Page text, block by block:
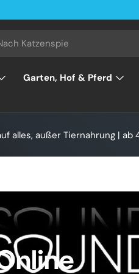
Garten, Hof & Pferd
alles, außer Tiernahrung | ab